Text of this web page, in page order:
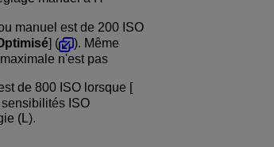
manuel est de 200 ISO
] (
). Même
n'est pas
de 800 ISO lorsque [
ISO
(L).